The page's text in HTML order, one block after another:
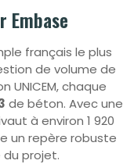
Embase
français le plus
de volume de
UNICEM, chaque
de béton. Avec une
à environ 1 920
un repère robuste
projet.